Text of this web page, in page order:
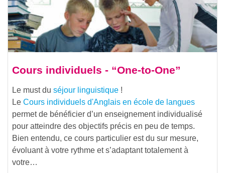
Cours individuels - “One-to-One”
Le must du séjour linguistique !
Le Cours individuels d'Anglais en école de langues
permet de bénéficier d’un enseignement individualisé
pour atteindre des objectifs précis en peu de temps.
Bien entendu, ce cours particulier est du sur mesure,
évoluant à votre rythme et s’adaptant totalement à
votre…